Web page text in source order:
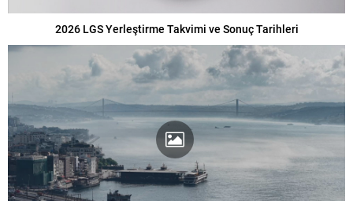
2026 LGS Yerleştirme Takvimi ve Sonuç Tarihleri